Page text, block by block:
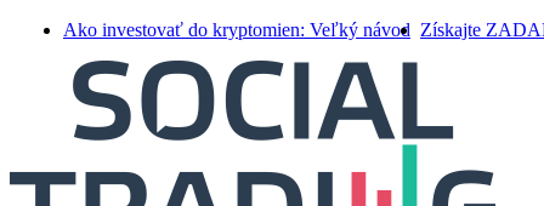
Ako investovať do kryptomien: Veľký návod Získajte